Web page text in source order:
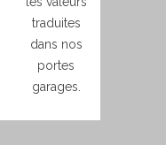
traduites
dans nos
portes
garages.